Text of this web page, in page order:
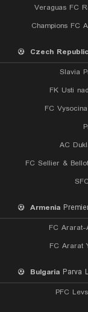
Veraguas FC
Champions FC
Czech Republic
Slavia
FK Usti
FC
AC
FC Sellier &
Armenia
FC Ararat-
FC Ararat
Bulgaria Parva
PFC